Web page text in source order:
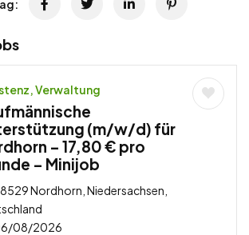
Verwaltung
(m/w/d) für
– 17,80 € pro
– Minijob
Nordhorn, Niedersachsen,
08/2026